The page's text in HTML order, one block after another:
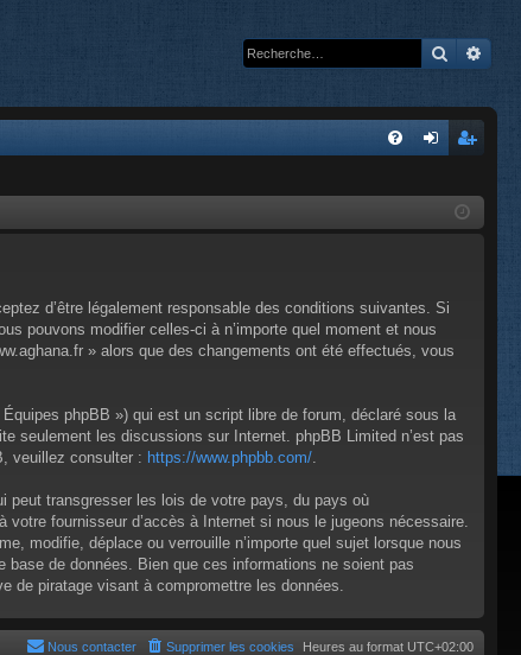
nr
d’être légalement responsable des conditions suivantes. Si
pouvons modifier celles-ci à n’importe quel moment et nous
» alors que des changements ont été effectués, vous
phpBB ») qui est un script libre de forum, déclaré sous la
seulement les discussions sur Internet. phpBB Limited n’est pas
veuillez consulter : https://www.phpbb.com/
peut transgresser les lois de votre pays, du pays où
fournisseur d’accès à Internet si nous le jugeons nécessaire.
modifie, déplace ou verrouille n’importe quel sujet lorsque nous
de données. Bien que ces informations ne soient pas
de piratage visant à compromettre les données.
Heures au format UTC+02:00
Supprimer les cookies
Nous contacter